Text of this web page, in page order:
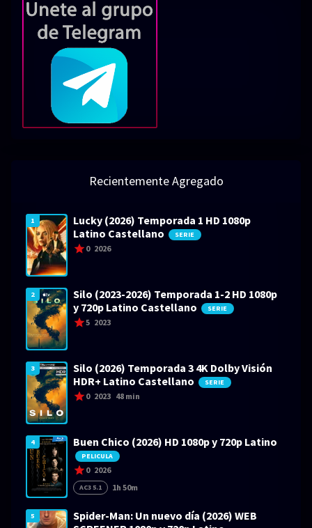
Recientemente Agregado
1
Lucky (2026) Temporada 1 HD 1080p
Latino Castellano
SERIE
0 2026
2
Silo (2023-2026) Temporada 1-2 HD 1080p
y 720p Latino Castellano
SERIE
5 2023
3
Silo (2026) Temporada 3 4K Dolby Visión
HDR+ Latino Castellano
SERIE
0 2023 48 min
4 Buen Chico (2026) HD 1080p y 720p Latino
PELICULA
0 2026
AC3 5.1 1h 50m
5
Spider-Man: Un nuevo día (2026) WEB